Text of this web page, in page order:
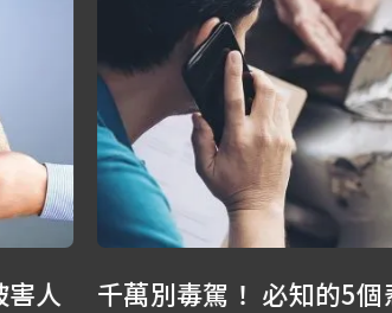
駕！ 必知的5個悲慘法律代價－